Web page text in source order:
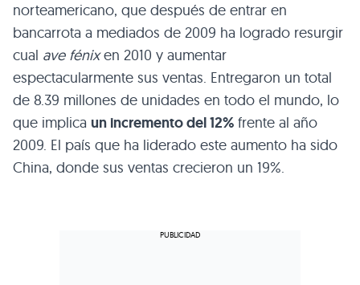
norteamericano, que después de entrar en
bancarrota a mediados de 2009 ha logrado resurgir
cual ave fénixen 2010 y aumentar
espectacularmente sus ventas. Entregaron un total
de 8.39 millones de unidades en todo el mundo, lo
que implica un incremento del 12% frente al año
2009. El país que ha liderado este aumento ha sido
China, donde sus ventas crecieron un 19%.